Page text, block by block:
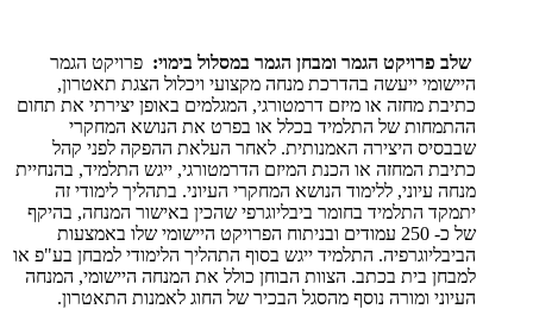
שלב פרויקט הגמר ומבחן הגמר במסלול בימוי: פרויקט הגמר
היישומי ייעשה בהדרכת מנחה מקצועי ויכלול הצגת תאטרון,
כתיבת מחזה או מיזם דרמטורגי, המגלמים באופן יצירתי את תחום
ההתמחות של התלמיד בכלל או בפרט את הנושא המחקרי
שבבסיס היצירה האמנותית. לאחר העלאת ההפקה לפני קהל
כתיבת המחזה או הכנת המיזם הדרמטורגי, ייגש התלמיד, בהנחיית
מנחה עיוני, ללימוד הנושא המחקרי העיוני. בתהליך לימודי זה
יתמקד התלמיד בחומר ביבליוגרפי שהכין באישור המנחה, בהיקף
של כ- 250 עמודים ובניתוח הפרויקט היישומי שלו באמצעות
הביבליוגרפיה. התלמיד ייגש בסוף התהליך הלימודי למבחן בע"פ או
למבחן בית בכתב. הצוות הבוחן כולל את המנחה היישומי, המנחה
העיוני ומורה נוסף מהסגל הבכיר של החוג לאמנות התאטרון.